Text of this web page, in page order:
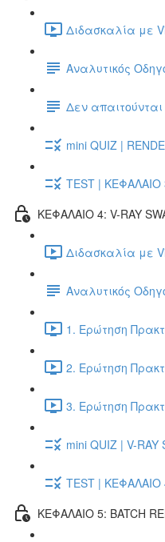
Διδασκαλία με
Αναλυτικός
Δεν απαιτούνται
mini QUIZ |
TEST | ΚΕΦΑΛΑΙΟ
ΚΕΦΑΛΑΙΟ 4: V-RAY
Διδασκαλία με
Αναλυτικός
1. Ερώτηση
2. Ερώτηση
3. Ερώτηση
mini QUIZ | V-RAY
TEST | ΚΕΦΑΛΑΙΟ
ΚΕΦΑΛΑΙΟ 5: BATCH